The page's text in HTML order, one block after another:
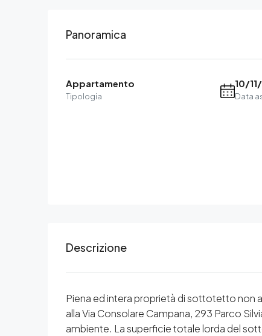
Panoramica
Appartamento
Tipologia
10/
Data
Descrizione
Piena ed intera proprietà di sottotetto non
alla Via Consolare Campana, 293 Parco
ambiente. La superficie totale lorda del